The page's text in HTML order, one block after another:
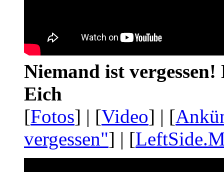
Niemand ist
Eich
[Fotos] | [Video] | [
vergessen"] | [